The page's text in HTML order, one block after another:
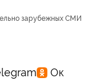
зарубежных СМИ